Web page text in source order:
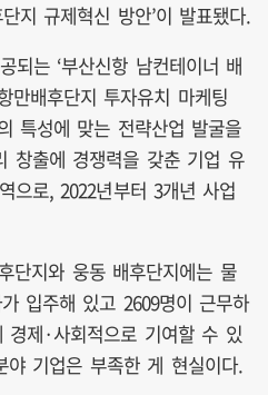
지 규제혁신 방안’이 발표됐다.
되는 ‘부산신항 남컨테이너 배
만배후단지 투자유치 마케팅
특성에 맞는 전략산업 발굴을
창출에 경쟁력을 갖춘 기업 유
으로, 2022년부터 3개년 사업
단지와 웅동 배후단지에는 물
입주해 있고 2609명이 근무하
제·사회적으로 기여할 수 있
기업은 부족한 게 현실이다.